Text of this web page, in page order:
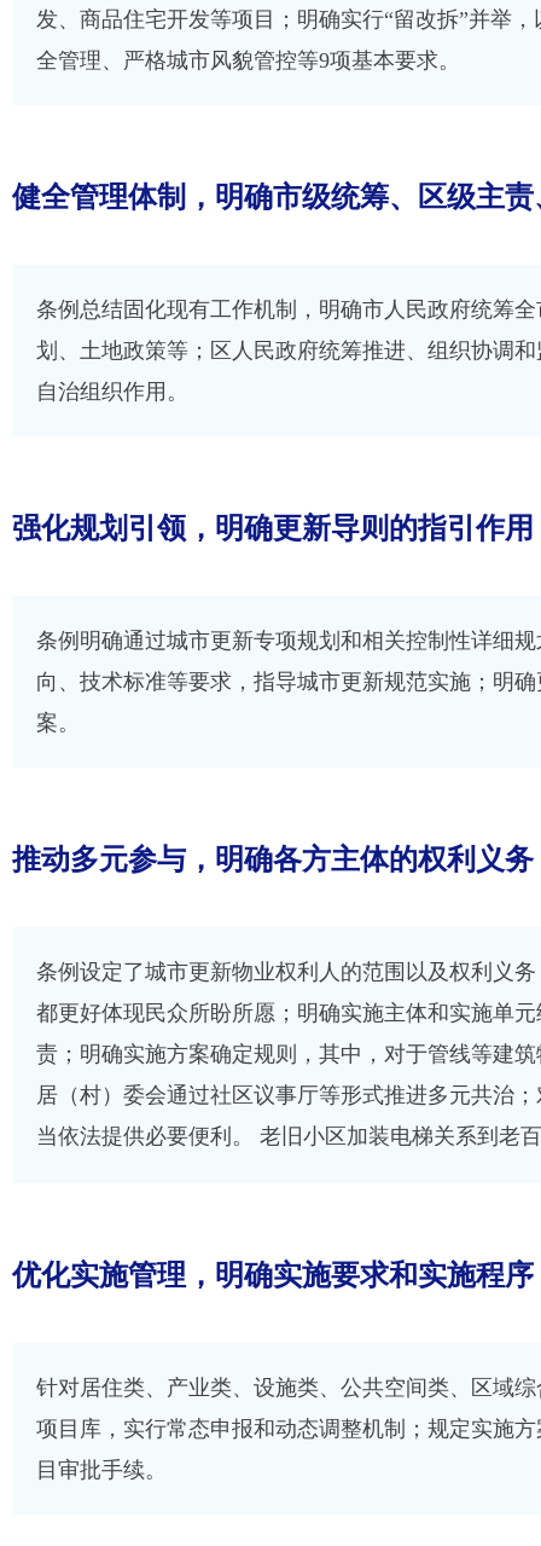
发、商品住宅开发等项目；明确实行“留改拆”并举
全管理、严格城市风貌管控等9项基本要求。
健全管理体制，明确市级统筹、区级主
条例总结固化现有工作机制，明确市人民政府统筹
划、土地政策等；区人民政府统筹推进、组织协调
自治组织作用。
强化规划引领，明确更新导则的指引作用
条例明确通过城市更新专项规划和相关控制性详细
向、技术标准等要求，指导城市更新规范实施；明
案。
推动多元参与，明确各方主体的权利义务
条例设定了城市更新物业权利人的范围以及权利义
都更好体现民众所盼所愿；明确实施主体和实施单
责；明确实施方案确定规则，其中，对于管线等建
居（村）委会通过社区议事厅等形式推进多元共治
当依法提供必要便利。 老旧小区加装电梯关系到老
在于依据《民法典》在费用、收益等事项上引导业
优化实施管理，明确实施要求和实施程序
针对居住类、产业类、设施类、公共空间类、区域
项目库，实行常态申报和动态调整机制；规定实施
目审批手续。